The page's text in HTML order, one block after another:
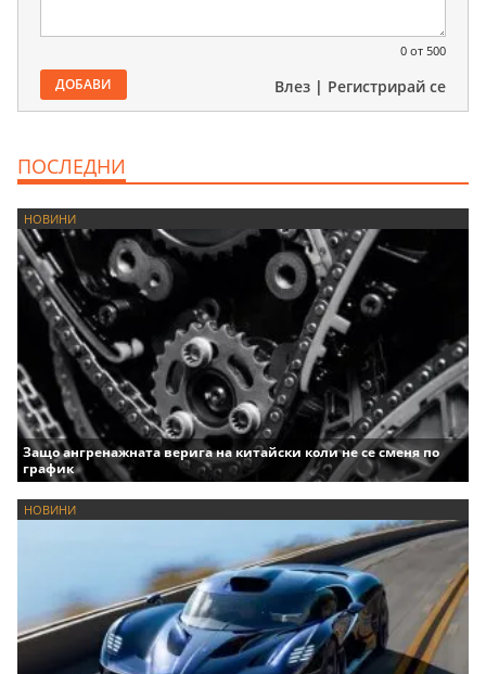
0 от 500
ДОБАВИ Влез | Регистрирай се
ПОСЛЕДНИ
НОВИНИ
Защо ангренажната верига на китайски коли не се сменя по
график
НОВИНИ